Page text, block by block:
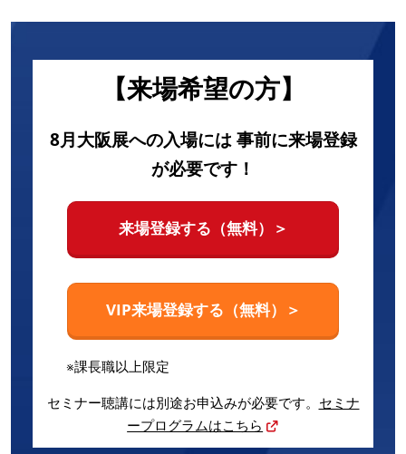
【来場希望の方】
8月大阪展への入場には 事前に来場登録
が必要です！
来場登録する（無料）＞
VIP来場登録する（無料）＞
※課長職以上限定
セミナー聴講には別途お申込みが必要です。 セミナ
ープログラムはこちら